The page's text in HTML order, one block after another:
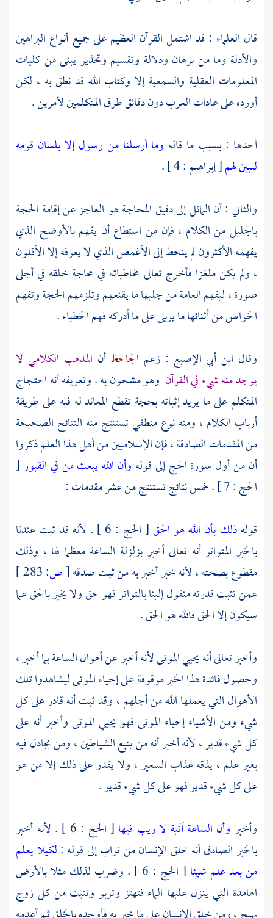
قال العلماء : قد اشتمل القرآن العظيم على جميع أنواع البراهين
والأدلة وما من برهان ودلالة وتقسيم وتحذير يبنى من كليات
المعلومات العقلية والسمعية إلا وكتاب الله قد نطق به ، لكن
أورده على عادات العرب دون دقائق طرق المتكلمين لأمرين .
أحدها : بسبب ما قاله وما أرسلنا من رسول إلا بلسان قومه
ليبين لهم[ إبراهيم : 4 ] .
والثاني : أن المائل إلى دقيق المحاجة هو العاجز عن إقامة الحجة
بالجليل من الكلام ، فإن من استطاع أن يفهم بالأوضح الذي
يفهمه الأكثرون لم ينحط إلى الأغمض الذي لا يعرفه إلا الأقلون
، ولم يكن ملغزا فأخرج تعالى مخاطباته في محاجة خلقه في أجلى
صورة ، ليفهم العامة من جليها ما يقنعهم وتلزمهم الحجة وتفهم
الخواص من أثنائها ما يربى على ما أدركه فهم الخطباء .
وقال ابن أبي الإصبع : زعم الجاحظأن المذهب الكلامي لا
يوجد منه شيء في القرآن وهو مشحون به . وتعريفه أنه احتجاج
المتكلم على ما يريد إثباته بحجة تقطع المعاند له فيه على طريقة
أرباب الكلام ، ومنه نوع منطقي تستنتج منه النتائج الصحيحة
من المقدمات الصادقة ، فإن الإسلاميين من أهل هذا العلم ذكروا
أن من أول سورة الحج إلى قوله وأن الله يبعث من في القبور[
الحج : 7 ] . خمس نتائج تستنتج من عشر مقدمات :
قولهذلك بأن الله هو الحق
[ الحج : 6 ] . لأنه قد ثبت عندنا
بالخبر المتواتر أنه تعالى أخبر بزلزلة الساعة معظما لها ، وذلك
مقطوع بصحته ، لأنه خبر أخبر به من ثبت صدقه[ص:
عمن تثبت قدرته منقول إلينا بالتواتر فهو حق ولا يخبر بالحق عما
سيكون إلا الحق فالله هو الحق .
وأخبر تعالى أنه يحيي الموتى لأنه أخبر عن أهوال الساعة بما أخبر ،
وحصول فائدة هذا الخبر موقوفة على إحياء الموتى ليشاهدوا تلك
الأهوال التي يعملها الله من أجلهم ، وقد ثبت أنه قادر على كل
شيء ومن الأشياء إحياء الموتى فهو يحيي الموتى وأخبر أنه على
كل شيء قدير ، لأنه أخبر أنه من يتبع الشياطين ، ومن يجادل فيه
بغير علم ، يذقه عذاب السعير ، ولا يقدر على ذلك إلا من هو
على كل شيء قدير فهو على كل شيء قدير .
وأخبر وأن الساعة آتية لا ريب فيها
[ الحج : 6 ] . لأنه أخبر
بالخبر الصادق أنه خلق الإنسان من تراب إلى قوله :لكيلا يعلم
من بعد علم شيئا
[ الحج : 6 ] . وضرب لذلك مثلا بالأرض
الهامدة التي ينزل عليها الماء فتهتز وتربو وتنبت من كل زوج